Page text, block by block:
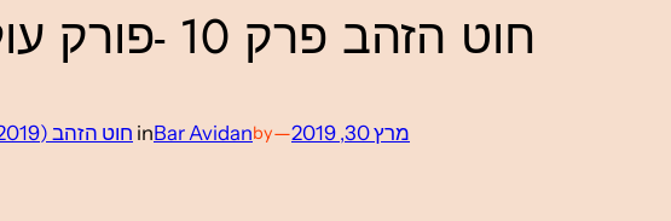
חוט הזהב פרק 10 -פורק עול
מרץ 30, 2019 —
by
Bar Avidan
in חוט הזהב (2019 – 16 פרקים)